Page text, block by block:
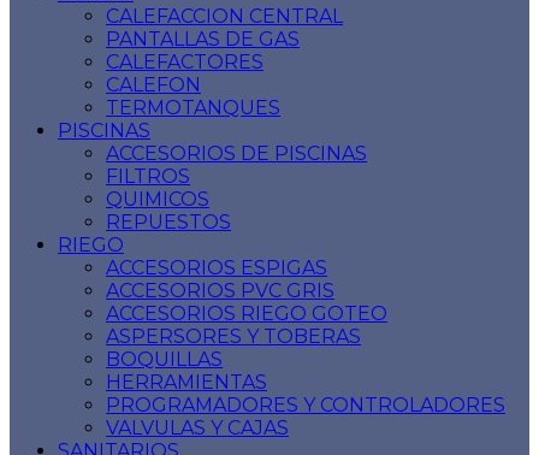
CALEFACCION CENTRAL
PANTALLAS DE GAS
CALEFACTORES
CALEFON
TERMOTANQUES
PISCINAS
ACCESORIOS DE PISCINAS
FILTROS
QUIMICOS
REPUESTOS
RIEGO
ACCESORIOS ESPIGAS
ACCESORIOS PVC GRIS
ACCESORIOS RIEGO GOTEO
ASPERSORES Y TOBERAS
BOQUILLAS
HERRAMIENTAS
PROGRAMADORES Y CONTROLADORES
VALVULAS Y CAJAS